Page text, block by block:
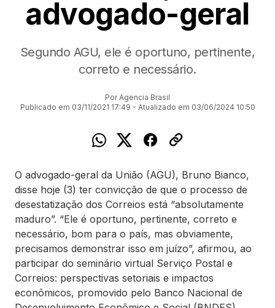
advogado-geral
Segundo AGU, ele é oportuno, pertinente,
correto e necessário.
Por Agencia Brasil
Publicado em 03/11/2021 17:49 - Atualizado em 03/06/2024 10:50
O advogado-geral da União (AGU), Bruno Bianco,
disse hoje (3) ter convicção de que o processo de
desestatização dos Correios está “absolutamente
maduro”. “Ele é oportuno, pertinente, correto e
necessário, bom para o país, mas obviamente,
precisamos demonstrar isso em juízo”, afirmou, ao
participar do seminário virtual Serviço Postal e
Correios: perspectivas setoriais e impactos
econômicos, promovido pelo Banco Nacional de